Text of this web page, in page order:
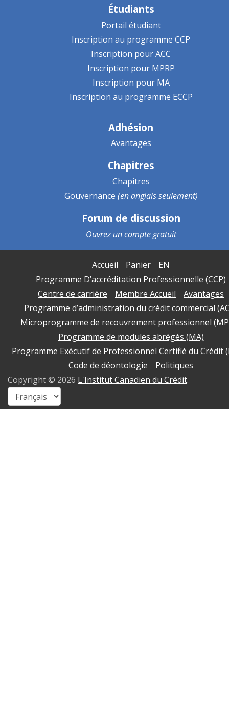
Étudiants
Portail étudiant
Inscription au programme CCP
Inscription pour ACC
Inscription pour MPRP
Inscription pour MA
Inscription au programme ECCP
Adhésion
Avantages
Chapitres
Chapitres
Gouvernance (en anglais seulement)
Forum de discussion
Ouvrez uncompte gratuit
Accueil Panier
EN
Programme D’accréditation Professionnelle (CCP)
Centre de carrière
Membre Accueil
Avantages
Programme d’administration du crédit commercial
Microprogramme de recouvrement professionnel
Programme de modules abrégés (MA)
Programme Exécutif de Professionnel Certifié du Crédit
Code de déontologie
Politiques
Copyright © 2026 L'Institut Canadien du Crédit.